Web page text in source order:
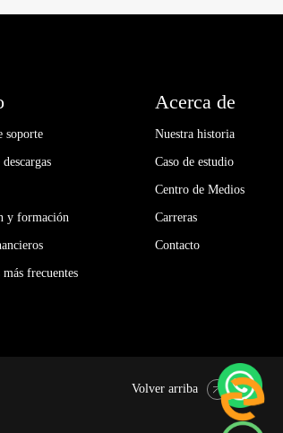
soporte
y formación
más frecuentes
Acerca de
Nuestra historia
Caso de estudio
Centro de Medios
Carreras
Contacto
Volver arriba